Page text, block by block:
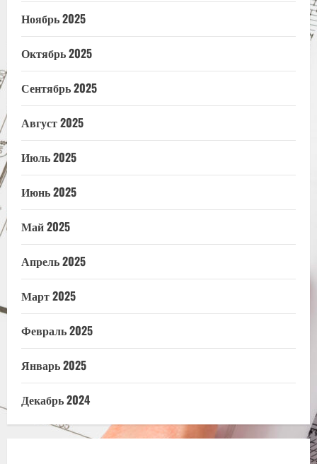
Ноябрь 2025
Октябрь 2025
Сентябрь 2025
Август 2025
Июль 2025
Июнь 2025
Май 2025
Апрель 2025
Март 2025
Февраль 2025
Январь 2025
Декабрь 2024